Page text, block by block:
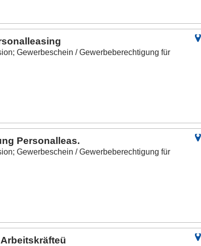
Gewerbeschein / Gewerbeberechtigung für
Personalleas.
Gewerbeschein / Gewerbeberechtigung für